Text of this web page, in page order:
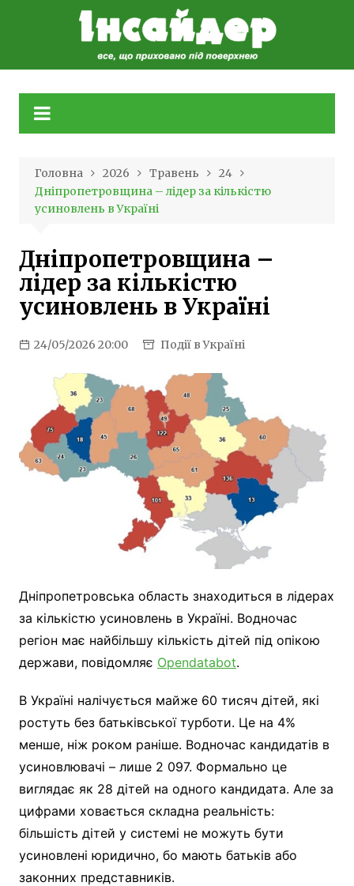
Головна 2026 Травень
24
Дніпропетровщина – лідер за кількістю
усиновлень в Україні
Дніпропетровщина –
лідер за кількістю
усиновлень в Україні
24/05/2026 20:00 Події в Україні
Дніпропетровська область знаходиться в лідерах
за кількістю усиновлень в Україні. Водночас
регіон має найбільшу кількість дітей під опікою
держави, повідомляє Opendatabot.
В Україні налічується майже 60 тисяч дітей, які
ростуть без батьківської турботи. Це на 4%
менше, ніж роком раніше. Водночас кандидатів в
усиновлювачі – лише 2 097. Формально це
виглядає як 28 дітей на одного кандидата. Але за
цифрами ховається складна реальність:
більшість дітей у системі не можуть бути
усиновлені юридично, бо мають батьків або
законних представників.